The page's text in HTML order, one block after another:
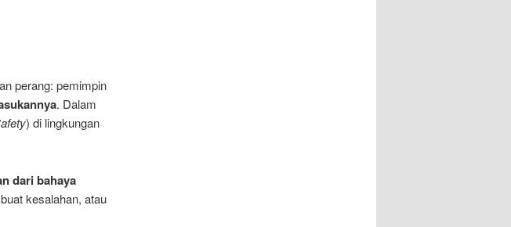
perang: pemimpin
. Dalam
) di lingkungan
dari bahaya
kesalahan, atau